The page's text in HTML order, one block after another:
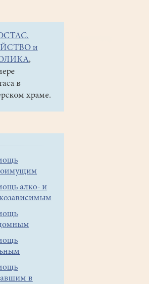
и
,
в
храме.
алко- и
в